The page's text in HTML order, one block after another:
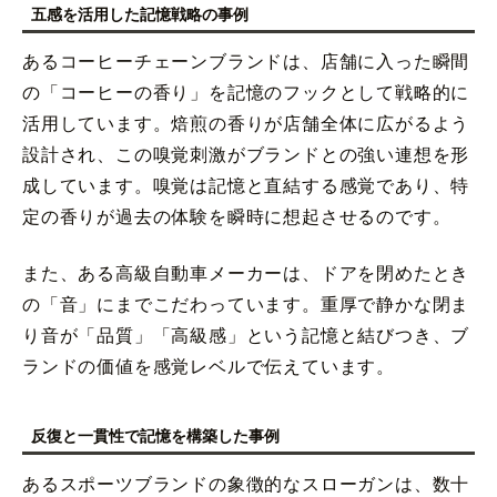
五感を活用した記憶戦略の事例
あるコーヒーチェーンブランドは、店舗に入った瞬間
の「コーヒーの香り」を記憶のフックとして戦略的に
活用しています。焙煎の香りが店舗全体に広がるよう
設計され、この嗅覚刺激がブランドとの強い連想を形
成しています。嗅覚は記憶と直結する感覚であり、特
定の香りが過去の体験を瞬時に想起させるのです。
また、ある高級自動車メーカーは、ドアを閉めたとき
の「音」にまでこだわっています。重厚で静かな閉ま
り音が「品質」「高級感」という記憶と結びつき、ブ
ランドの価値を感覚レベルで伝えています。
反復と一貫性で記憶を構築した事例
あるスポーツブランドの象徴的なスローガンは、数十